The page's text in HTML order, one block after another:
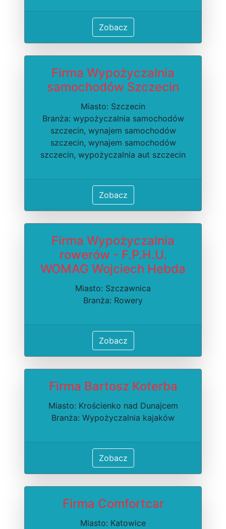
Zobacz
Firma Wypożyczalnia
samochodów Szczecin
Miasto: Szczecin
Branża: wypożyczalnia samochodów
szczecin, wynajem samochodów
szczecin, wynajem samochodów
szczecin, wypożyczalnia aut szczecin
Zobacz
Firma Wypożyczalnia
rowerów - F.P.H.U.
WOMAG Wojciech Hebda
Miasto: Szczawnica
Branża: Rowery
Zobacz
Firma Bartosz Koterba
Miasto: Krościenko nad Dunajcem
Branża: Wypożyczalnia kajaków
Zobacz
Firma Comfortcar
Miasto: Katowice